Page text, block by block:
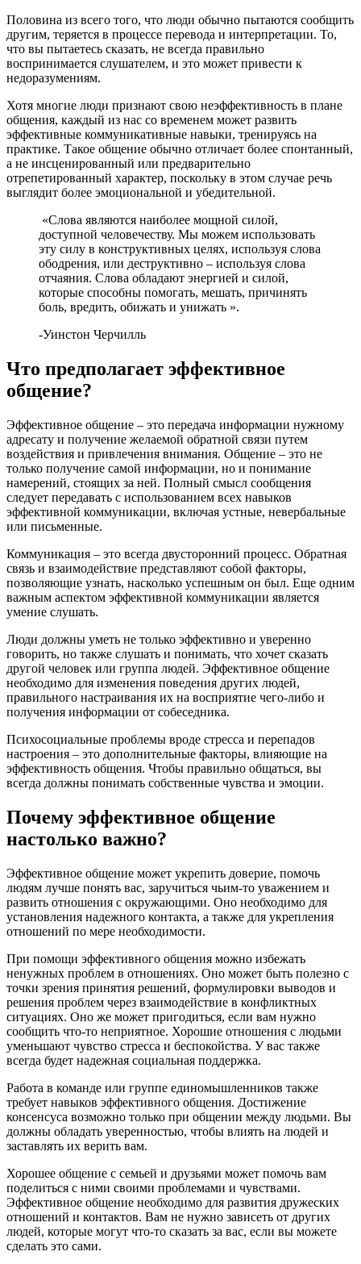
Половина из всего того, что люди обычно пытаются сообщить
другим, теряется в процессе перевода и интерпретации. То,
что вы пытаетесь сказать, не всегда правильно
воспринимается слушателем, и это может привести к
недоразумениям.
Хотя многие люди признают свою неэффективность в плане
общения, каждый из нас со временем может развить
эффективные коммуникативные навыки, тренируясь на
практике. Такое общение обычно отличает более спонтанный,
а не инсценированный или предварительно
отрепетированный характер, поскольку в этом случае речь
выглядит более эмоциональной и убедительной.
«Слова являются наиболее мощной силой,
доступной человечеству. Мы можем использовать
эту силу в конструктивных целях, используя слова
ободрения, или деструктивно – используя слова
отчаяния. Слова обладают энергией и силой,
которые способны помогать, мешать, причинять
боль, вредить, обижать и унижать ».
-Уинстон Черчилль
Что предполагает эффективное
общение?
Эффективное общение – это передача информации нужному
адресату и получение желаемой обратной связи путем
воздействия и привлечения внимания. Общение – это не
только получение самой информации, но и понимание
намерений, стоящих за ней. Полный смысл сообщения
следует передавать с использованием всех навыков
эффективной коммуникации, включая устные, невербальные
или письменные.
Коммуникация – это всегда двусторонний процесс. Обратная
связь и взаимодействие представляют собой факторы,
позволяющие узнать, насколько успешным он был. Еще одним
важным аспектом эффективной коммуникации является
умение слушать.
Люди должны уметь не только эффективно и уверенно
говорить, но также слушать и понимать, что хочет сказать
другой человек или группа людей. Эффективное общение
необходимо для изменения поведения других людей,
правильного настраивания их на восприятие чего-либо и
получения информации от собеседника.
Психосоциальные проблемы вроде стресса и перепадов
настроения – это дополнительные факторы, влияющие на
эффективность общения. Чтобы правильно общаться, вы
всегда должны понимать собственные чувства и эмоции.
Почему эффективное общение
настолько важно?
Эффективное общение может укрепить доверие, помочь
людям лучше понять вас, заручиться чьим-то уважением и
развить отношения с окружающими. Оно необходимо для
установления надежного контакта, а также для укрепления
отношений по мере необходимости.
При помощи эффективного общения можно избежать
ненужных проблем в отношениях. Оно может быть полезно с
точки зрения принятия решений, формулировки выводов и
решения проблем через взаимодействие в конфликтных
ситуациях. Оно же может пригодиться, если вам нужно
сообщить что-то неприятное. Хорошие отношения с людьми
уменьшают чувство стресса и беспокойства. У вас также
всегда будет надежная социальная поддержка.
Работа в команде или группе единомышленников также
требует навыков эффективного общения. Достижение
консенсуса возможно только при общении между людьми. Вы
должны обладать уверенностью, чтобы влиять на людей и
заставлять их верить вам.
Хорошее общение с семьей и друзьями может помочь вам
поделиться с ними своими проблемами и чувствами.
Эффективное общение необходимо для развития дружеских
отношений и контактов. Вам не нужно зависеть от других
людей, которые могут что-то сказать за вас, если вы можете
сделать это сами.